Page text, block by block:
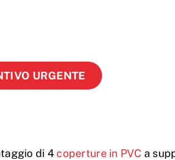
URGENTE
di 4coperture in PVC a